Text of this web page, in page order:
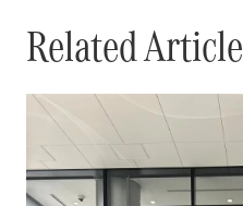
Related Article